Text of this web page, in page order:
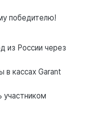
победителю!
из России через
кассах Garant
участником